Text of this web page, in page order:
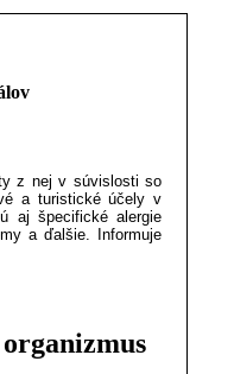
z nej v súvislosti so
a turistické účely v
aj špecifické alergie
a ďalšie. Informuje